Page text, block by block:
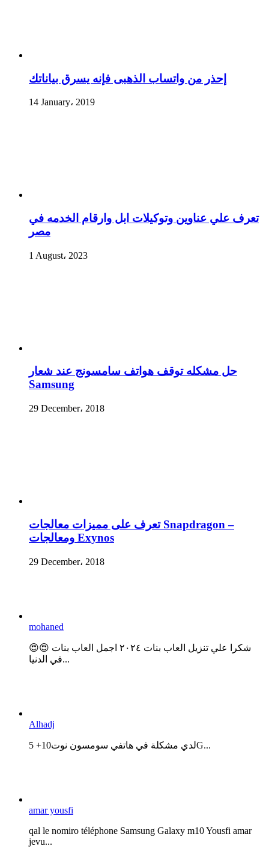
إحذر من واتساب الذهبى فإنه يسرق بياناتك
14 January، 2019
تعرف علي عناوين وتوكيلات ابل وارقام الخدمه في
مصر
1 August، 2023
حل مشكله توقف هواتف سامسونج عند شعار
Samsung
29 December، 2018
تعرف على مميزات معالجات Snapdragon –
ومعالجات Exynos
29 December، 2018
mohaned
😍😍 شكرا علي تنزيل العاب بنات ٢٠٢٤ اجمل العاب بنات
في الدنيا...
Alhadj
لدي مشكلة في هاتفي سومسون نوت10+ 5G...
amar yousfi
qal le nomiro téléphone Samsung Galaxy m10 Yousfi amar
jevu...